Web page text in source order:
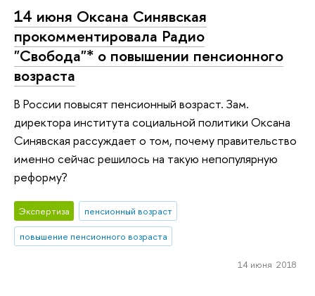
14 июня Оксана Синявская
прокомментировала Радио
"Свобода"* о повышении пенсионного
возраста
В России повысят пенсионный возраст. Зам.
директора института социальной политики Оксана
Синявская рассуждает о том, почему правительство
именно сейчас решилось на такую непопулярную
реформу?
Экспертиза
пенсионный возраст
повышение пенсионного возраста
14 июня 2018